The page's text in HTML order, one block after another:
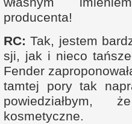
producenta!
RC: Tak, jestem
sji, jak i nieco
Fen­der
tam­tej pory tak
powiedział­bym,
kosmetyczne.